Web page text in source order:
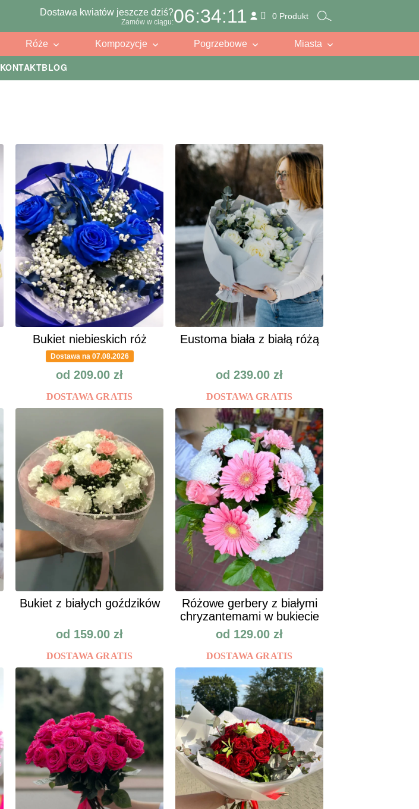
KONTAKTBLOG
Dostawa kwiatów jeszcze dziś?
Zamów w ciągu:06:34:09 0 Produkt
Róże Kompozycje Pogrzebowe Miasta
Bukiet niebieskich róż
Dostawa na 07.08.2026
od 209.00 zł
DOSTAWA GRATIS
Eustoma biała z białą różą
od 239.00 zł
DOSTAWA GRATIS
Bukiet z białych goździków
od 159.00 zł
DOSTAWA GRATIS
Różowe gerbery z białymi
chryzantemami w bukiecie
od 129.00 zł
DOSTAWA GRATIS